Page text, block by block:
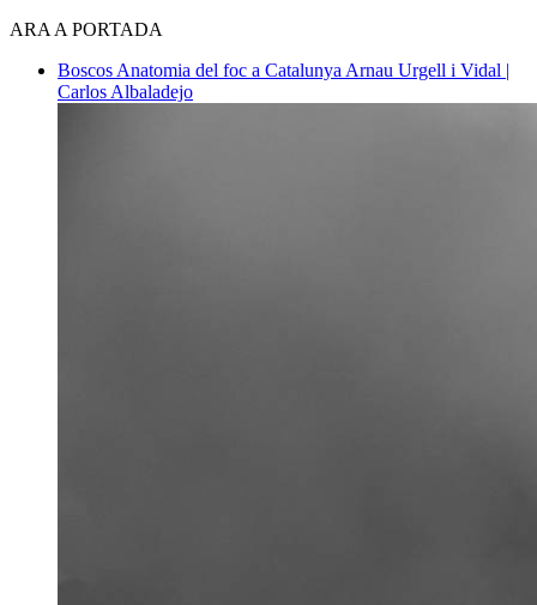
ARA A PORTADA
Boscos Anatomia del foc a Catalunya Arnau Urgell i Vidal |
Carlos Albaladejo